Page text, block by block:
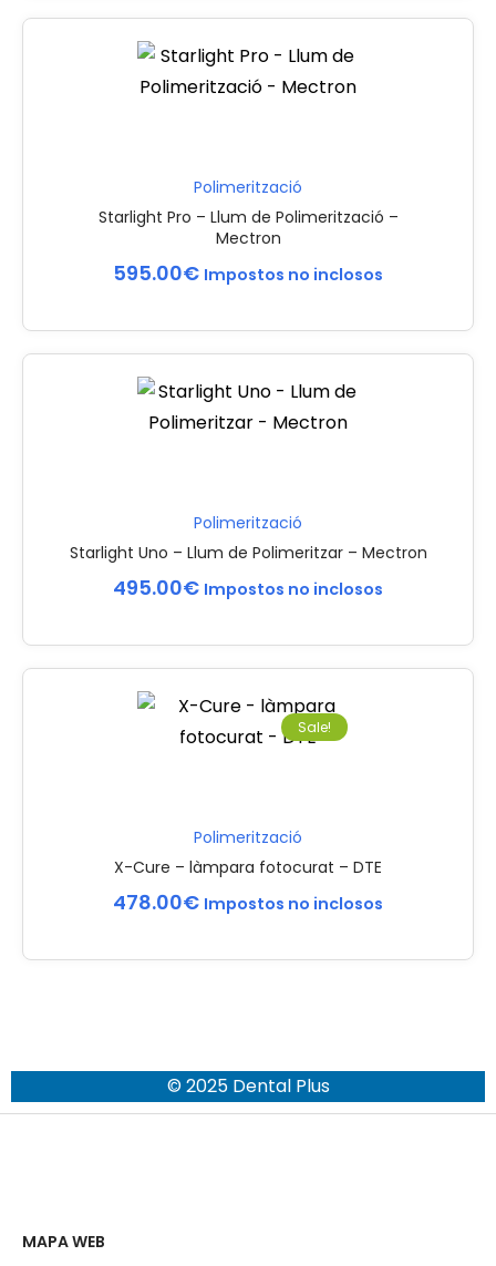
Polimerització
Starlight Pro – Llum de Polimerització –
Mectron
595.00€ Impostos no inclosos
Polimerització
Starlight Uno – Llum de Polimeritzar – Mectron
495.00€ Impostos no inclosos
Sale!
Polimerització
X-Cure – làmpara fotocurat – DTE
478.00€ Impostos no inclosos
© 2025 Dental Plus
MAPA WEB